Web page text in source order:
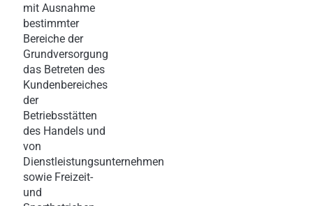
mit Ausnahme
bestimmter
Bereiche der
Grundversorgung
das Betreten des
Kundenbereiches
der
Betriebsstätten
des Handels und
von
Dienstleistungsunternehmen
sowie Freizeit-
und